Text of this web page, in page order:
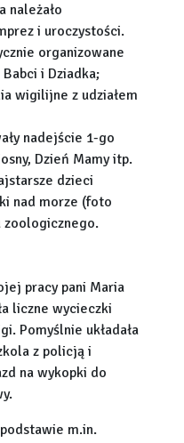
należało
i uroczystości.
organizowane
i Dziadka;
wigilijne z udziałem
nadejście 1-go
Dzień Mamy itp.
dzieci
nad morze (foto
zoologicznego.
pracy pani Maria
liczne wycieczki
Pomyślnie układała
z policją i
na wykopki do
m.in.